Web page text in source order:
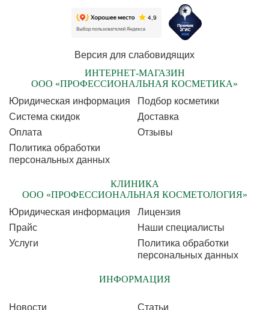
Версия для слабовидящих
ИНТЕРНЕТ-МАГАЗИН
ООО «ПРОФЕССИОНАЛЬНАЯ КОСМЕТИКА»
Юридическая информация
Подбор косметики
Cистема скидок
Доставка
Оплата
Отзывы
Политика обработки
персональных данных
КЛИНИКА
ООО «ПРОФЕССИОНАЛЬНАЯ КОСМЕТОЛОГИЯ»
Юридическая информация
Лицензия
Прайс
Наши специалисты
Услуги
Политика обработки
персональных данных
ИНФОРМАЦИЯ
Новости Статьи